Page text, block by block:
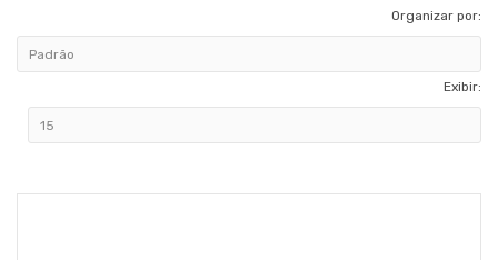
Organizar por:
Exibir: